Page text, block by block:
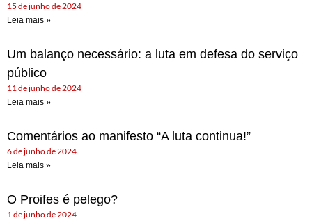
15 de junho de 2024
Leia mais »
Um balanço necessário: a luta em defesa do serviço
público
11 de junho de 2024
Leia mais »
Comentários ao manifesto “A luta continua!”
6 de junho de 2024
Leia mais »
O Proifes é pelego?
1 de junho de 2024